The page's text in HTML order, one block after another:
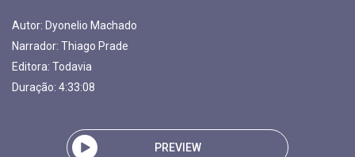
Autor: Dyonelio Machado
Narrador: Thiago Prade
Editora: Todavia
Duração: 4:33:08
PREVIEW